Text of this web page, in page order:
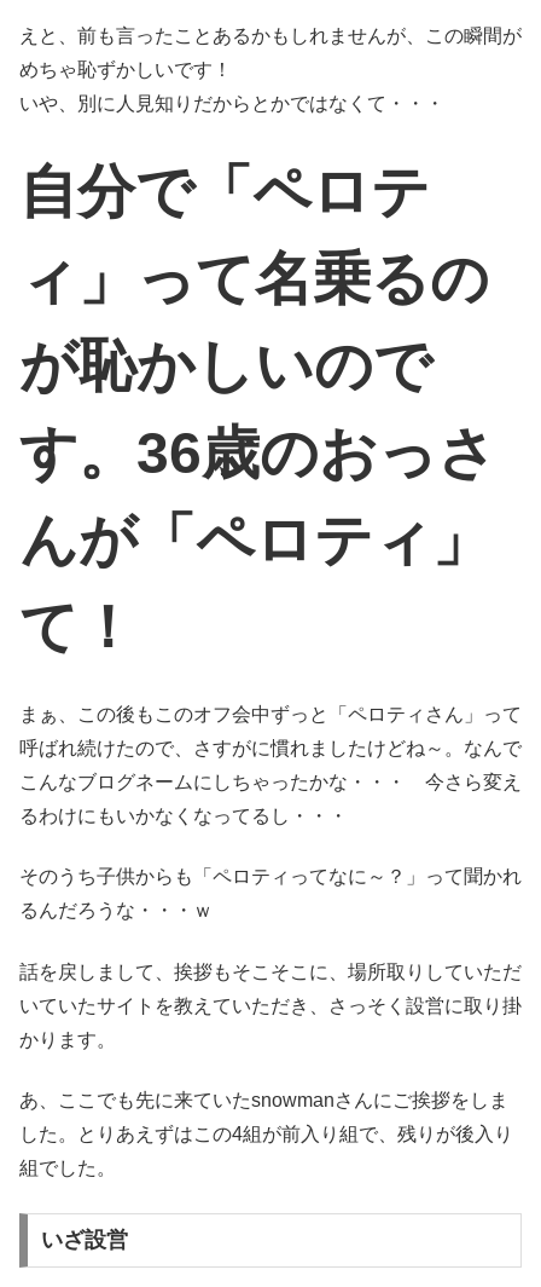
えと、前も言ったことあるかもしれませんが、この瞬間が
めちゃ恥ずかしいです！
いや、別に人見知りだからとかではなくて・・・
自分で「ペロテ
ィ」って名乗るの
が恥かしいので
す。36歳のおっさ
んが「ペロティ」
て！
まぁ、この後もこのオフ会中ずっと「ペロティさん」って
呼ばれ続けたので、さすがに慣れましたけどね～。なんで
こんなブログネームにしちゃったかな・・・ 今さら変え
るわけにもいかなくなってるし・・・
そのうち子供からも「ペロティってなに～？」って聞かれ
るんだろうな・・・ｗ
話を戻しまして、挨拶もそこそこに、場所取りしていただ
いていたサイトを教えていただき、さっそく設営に取り掛
かります。
あ、ここでも先に来ていたsnowmanさんにご挨拶をしま
した。とりあえずはこの4組が前入り組で、残りが後入り
組でした。
いざ設営